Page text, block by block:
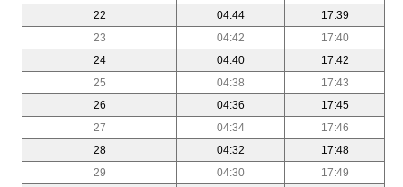
22
04:44
17:39
23
04:42
17:40
24
04:40
17:42
25
04:38
17:43
26
04:36
17:45
27
04:34
17:46
28
04:32
17:48
29
04:30
17:49